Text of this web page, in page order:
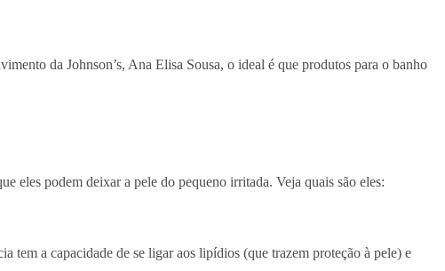
da Johnson’s, Ana Elisa Sousa, o ideal é que produtos para o banho
eles podem deixar a pele do pequeno irritada. Veja quais são eles:
tem a capacidade de se ligar aos lipídios (que trazem proteção à pele) e